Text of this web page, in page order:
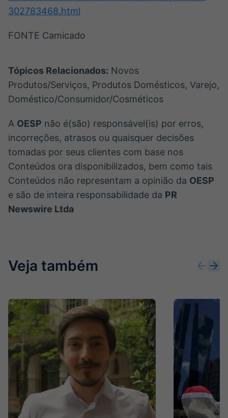
302783468.html
FONTE Camicado
Tópicos Relacionados: Novos
Produtos/Serviços, Produtos Domésticos, Varejo,
Doméstico/Consumidor/Cosméticos
A OESP não é(são) responsável(is) por erros,
incorreções, atrasos ou quaisquer decisões
tomadas por seus clientes com base nos
Conteúdos ora disponibilizados, bem como tais
Conteúdos não representam a opinião da OESP
e são de inteira responsabilidade da PR
Newswire Ltda
Veja também